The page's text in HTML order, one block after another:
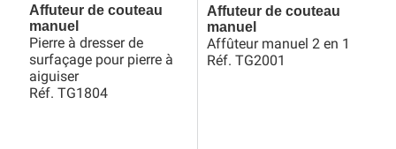
Téléchargements
Thank you for booking
Tous les articles
Affuteur de couteau
manuel
Pierre à dresser de
surfaçage pour pierre à
aiguiser
Réf. TG1804
Affuteur de couteau
manuel
Affûteur manuel 2 en 1
Réf. TG2001